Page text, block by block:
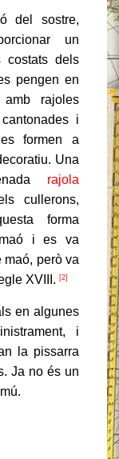
del sostre,
un
costats dels
pengen en
rajoles
i
formen a
Una
rajola
cullerons,
forma
i es va
però va
XVIII. [2]
en algunes
i
la pissarra
Ja no és un